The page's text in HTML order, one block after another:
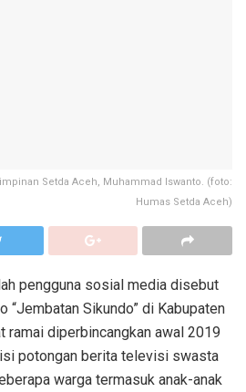
Setda Aceh, Muhammad Iswanto. (foto:
Humas Setda Aceh)
pengguna sosial media disebut
“Jembatan Sikundo” di Kabupaten
ramai diperbincangkan awal 2019
potongan berita televisi swasta
warga termasuk anak-anak